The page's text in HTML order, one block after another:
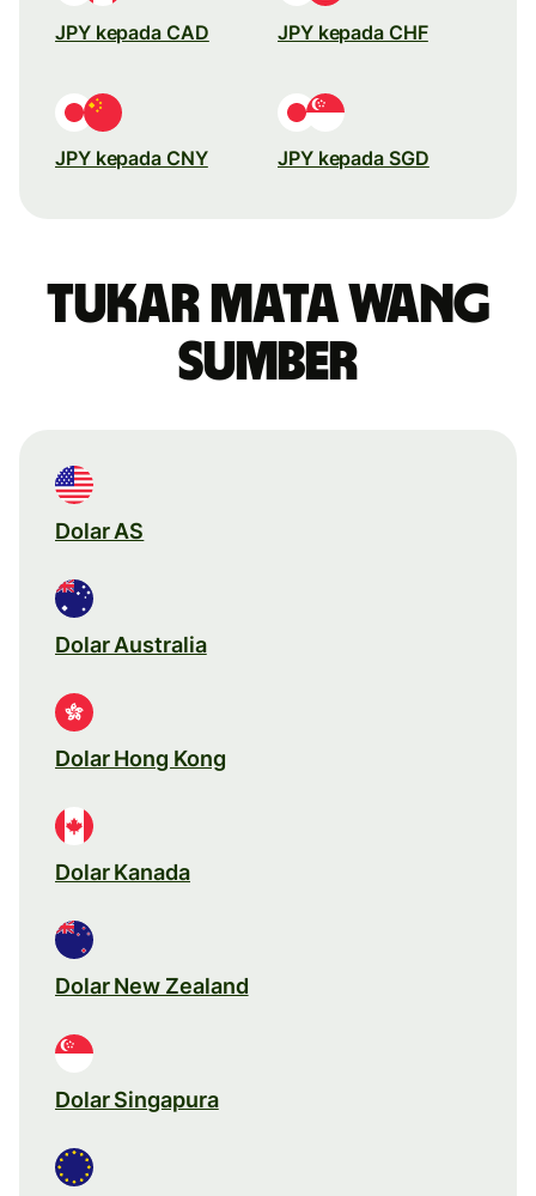
JPY kepada CAD JPY kepada CHF
JPY kepada CNY JPY kepada SGD
Tukar mata wang
sumber
Dolar AS
Dolar Australia
Dolar Hong Kong
Dolar Kanada
Dolar New Zealand
Dolar Singapura